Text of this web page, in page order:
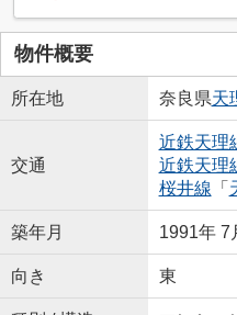
物件概要
所在地 奈良県天
交通
近鉄天理
近鉄天理
桜井線 「
築年月 1991年 7
向き 東